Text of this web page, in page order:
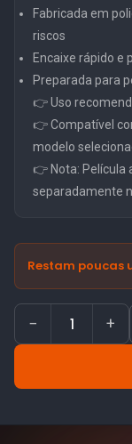
Fabricada em
riscos
Encaixe rápido e
Preparada para
👉 Uso
👉 Compatível
modelo
👉 Nota: Película
separadamente
Restam poucas
− +